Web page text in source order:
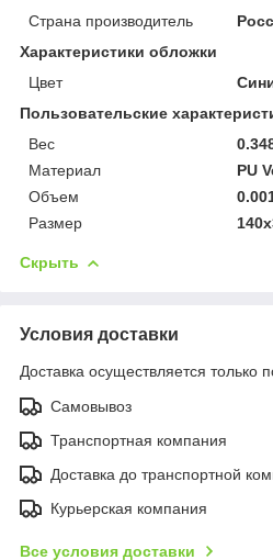
Страна производитель
Характеристики обложки
Цвет
Пользовательские
Вес
Материал
PU
Объем
Размер
Скрыть
Условия доставки
Доставка осуществляется только
Самовывоз
Транспортная компания
Доставка до транспортной
Курьерская компания
Все условия доставки